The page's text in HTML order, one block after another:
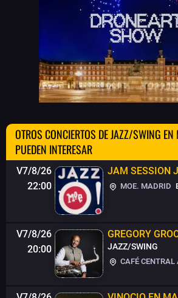
OTROS CONCIERTOS DE JAZZ/SWING EN
PUEDEN INTERESAR
V7/8/26
22:00
JAM SESSION
MOE. MADRID
V7/8/26
20:00
GREGORY
JAZZ/SWING
CAFÉ CENTRAL